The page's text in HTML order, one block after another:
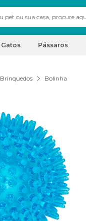
Gatos Pássaros
Brinquedos Bolinha